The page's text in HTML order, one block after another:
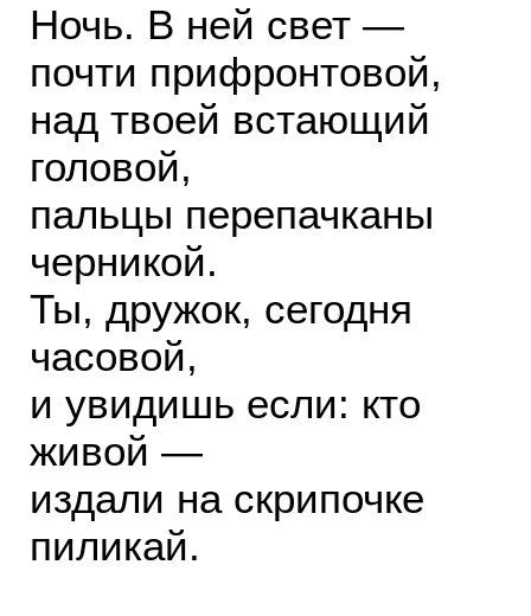
Ночь. В ней свет —
почти прифронтовой,
над твоей встающий
головой,
пальцы перепачканы
черникой.
Ты, дружок, сегодня
часовой,
и увидишь если: кто
живой —
издали на скрипочке
пиликай.